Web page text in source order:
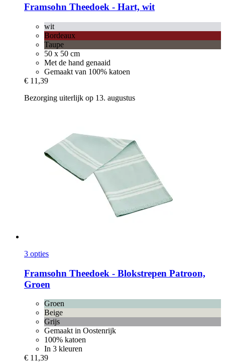
Framsohn Theedoek -​ Hart, wit
wit
Bordeaux
Taupe
50 x 50 cm
Met de hand genaaid
Gemaakt van 100% katoen
€ 11,39
Bezorging uiterlijk op 13. augustus
3 opties
Framsohn Theedoek -​ Blokstrepen Patroon,
Groen
Groen
Beige
Grijs
Gemaakt in Oostenrijk
100% katoen
In 3 kleuren
€ 11,39